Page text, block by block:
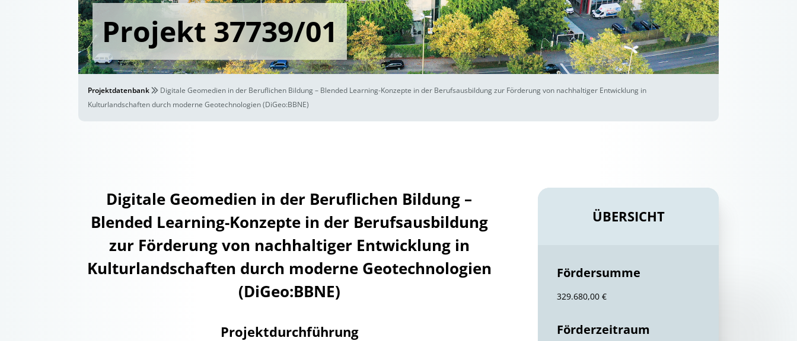
Projekt 37739/01
Projektdatenbank
Digitale Geomedien in der Beruflichen Bildung – Blended Learning-Konzepte in der Berufsausbildung zur Förderung von nachhaltiger Entwicklung in
Kulturlandschaften durch moderne Geotechnologien (DiGeo:BBNE)
Digitale Geomedien in der Beruflichen Bildung –
Blended Learning-Konzepte in der Berufsausbildung
zur Förderung von nachhaltiger Entwicklung in
Kulturlandschaften durch moderne Geotechnologien
(DiGeo:BBNE)
Projektdurchführung
ÜBERSICHT
Fördersumme
329.680,00 €
Förderzeitraum